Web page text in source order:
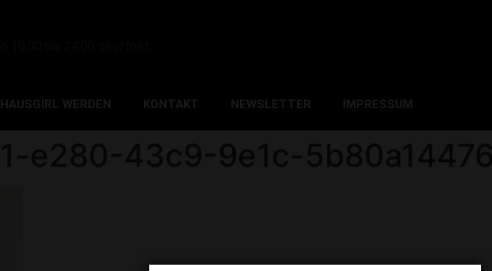
HAUSGIRL WERDEN KONTAKT NEWSLETTER IMPRESSUM